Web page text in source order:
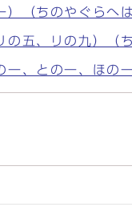
（ちのやぐらへ
五、リの九）（
、との一、ほの